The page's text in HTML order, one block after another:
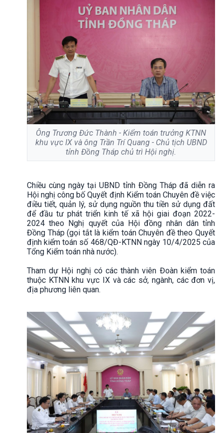
Ông Trương Đức Thành - Kiểm toán trưởng KTNN
khu vực IX và ông Trần Trí Quang - Chủ tịch UBND
tỉnh Đồng Tháp chủ trì Hội nghị.
Chiều cùng ngày tại UBND tỉnh Đồng Tháp đã diễn ra
Hội nghị công bố Quyết định Kiểm toán Chuyên đề việc
điều tiết, quản lý, sử dụng nguồn thu tiền sử dụng đất
để đầu tư phát triển kinh tế xã hội giai đoạn 2022-
2024 theo Nghị quyết của Hội đồng nhân dân tỉnh
Đồng Tháp (gọi tắt là kiểm toán Chuyên đề theo Quyết
định kiểm toán số 468/QĐ-KTNN ngày 10/4/2025 của
Tổng Kiểm toán nhà nước).
Tham dự Hội nghị có các thành viên Đoàn kiểm toán
thuộc KTNN khu vực IX và các sở, ngành, các đơn vị,
địa phương liên quan.